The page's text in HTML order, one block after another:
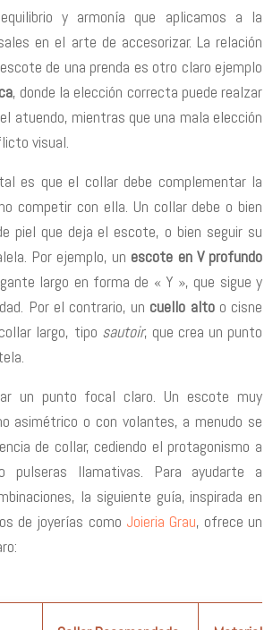
y armonía que aplicamos a la
en el arte de accesorizar. La relación
de una prenda es otro claro ejemplo
, donde la elección correcta puede realzar
atuendo, mientras que una mala elección
visual.
es que el collar debe complementar la
competir con ella. Un collar debe o bien
piel que deja el escote, o bien seguir su
Por ejemplo, un escote en V profundo
largo en forma de « Y », que sigue y
Por el contrario, un cuello altoo cisne
largo, tipo sautoir, que crea un punto
un punto focal claro. Un escote muy
asimétrico o con volantes, a menudo se
de collar, cediendo el protagonismo a
pulseras llamativas. Para ayudarte a
la siguiente guía, inspirada en
de joyerías como Joieria Grau, ofrece un